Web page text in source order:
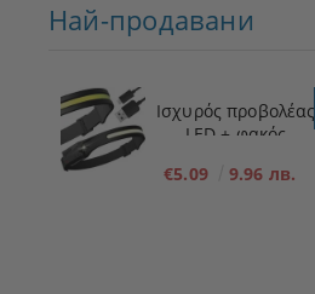
Най-продавани
Ισχυρός προβολέας
LED + φακός
€5.09
9.96 лв.